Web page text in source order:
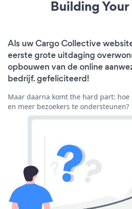
Building
Als uw Cargo Collective
eerste grote uitdaging
opbouwen van de online
bedrijf. gefeliciteerd!
Maar daarna komt the hard part:
en meer bezoekers te ondersteunen?